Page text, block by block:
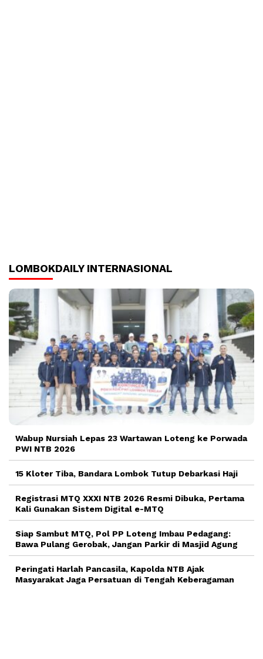
LOMBOKDAILY INTERNASIONAL
Wabup Nursiah Lepas 23 Wartawan Loteng ke Porwada
PWI NTB 2026
15 Kloter Tiba, Bandara Lombok Tutup Debarkasi Haji
Registrasi MTQ XXXI NTB 2026 Resmi Dibuka, Pertama
Kali Gunakan Sistem Digital e-MTQ
Siap Sambut MTQ, Pol PP Loteng Imbau Pedagang:
Bawa Pulang Gerobak, Jangan Parkir di Masjid Agung
Peringati Harlah Pancasila, Kapolda NTB Ajak
Masyarakat Jaga Persatuan di Tengah Keberagaman